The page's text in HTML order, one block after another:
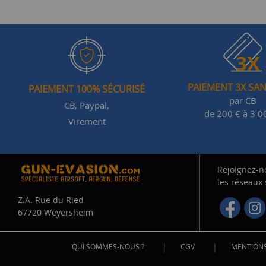
PAIEMENT 100% SÉCURISÉ
CB, Paypal,
Virement
PAIEMENT 3X
par CB
de 200 € à 3
Z.A. Rue du Ried
67720 Weyersheim
Rejoignez-
les réseaux
QUI SOMMES-NOUS ? | CGV |